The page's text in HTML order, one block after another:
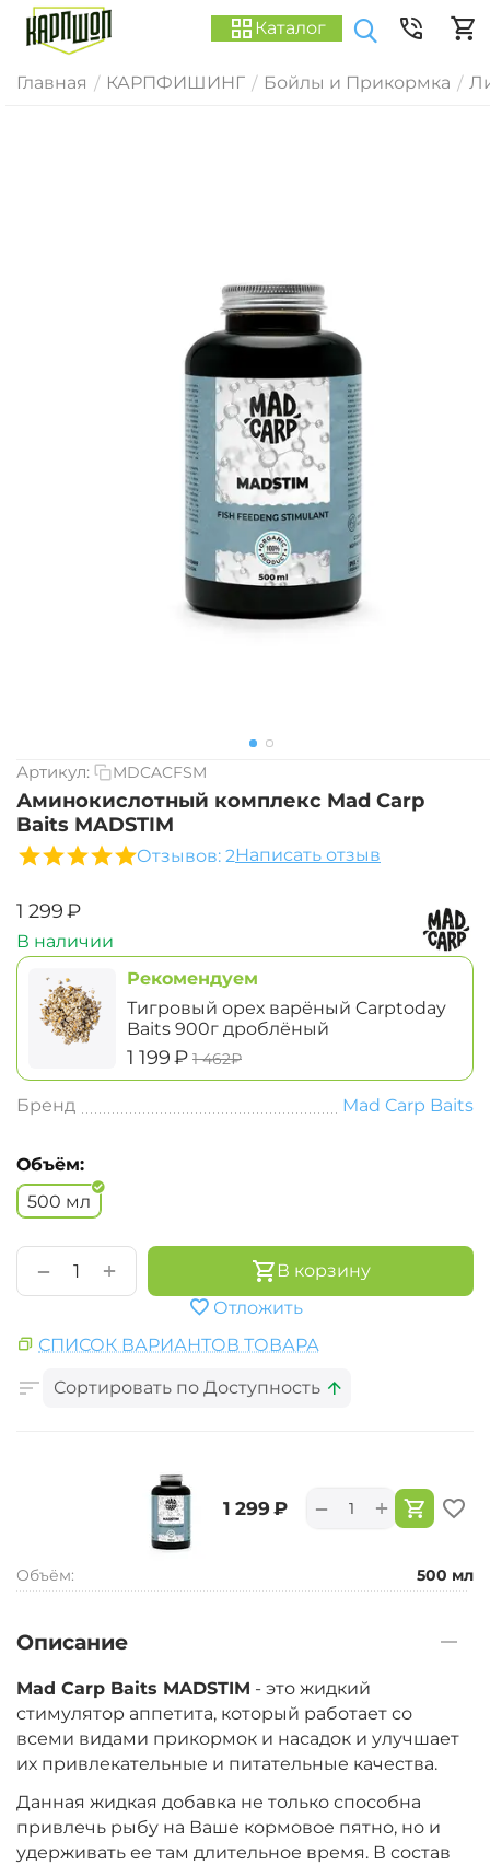
Каталог
Главная / КАРПФИШИНГ / Бойлы и Прикормка /
Артикул: MDCACFSM
Аминокислотный комплекс Mad Carp
Baits MADSTIM
Отзывов: 2Написать отзыв
‍1 299‍₽
В наличии
Рекомендуем
Тигровый орех варёный Carptoday
Baits 900г дроблёный
‍1 199‍₽ ‍1 462‍₽
Бренд Mad Carp Baits
Объём:
500 мл
+
−
В корзину
Отложить
СПИСОК ВАРИАНТОВ ТОВАРА
Сортировать по Доступность
‍1 299‍ ₽ +
−
Объём: 500 мл
Описание
Mad Carp Baits MADSTIM - это жидкий
стимулятор аппетита, который работает со
всеми видами прикормок и насадок и улучшает
их привлекательные и питательные качества.
Данная жидкая добавка не только способна
привлечь рыбу на Ваше кормовое пятно, но и
удерживать ее там длительное время. В состав